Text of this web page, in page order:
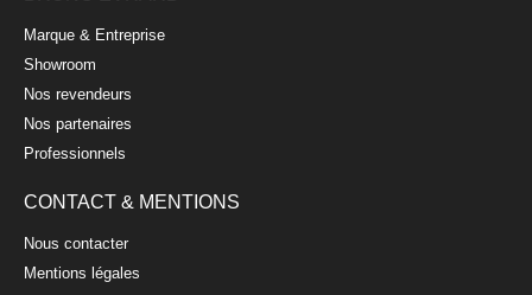
Marque & Entreprise
Showroom
Nos revendeurs
Nos partenaires
Professionnels
CONTACT & MENTIONS
Nous contacter
Mentions légales